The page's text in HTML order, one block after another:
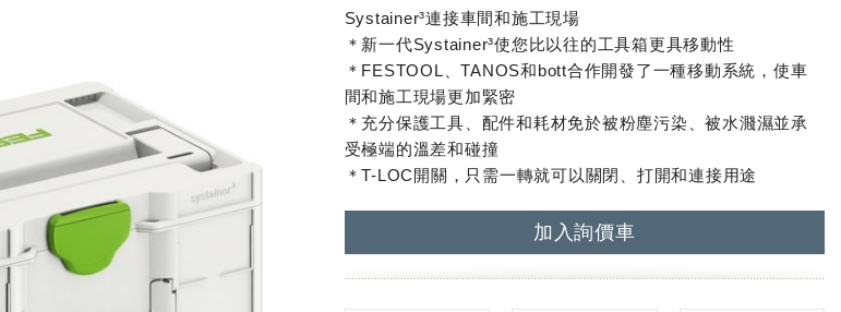
Systainer³連接車間和施工現場
＊新一代Systainer³使您比以往的工具箱更具移動性
＊FESTOOL、TANOS和bott合作開發了一種移動系統，使車
間和施工現場更加緊密
＊充分保護工具、配件和耗材免於被粉塵污染、被水濺濕並承
受極端的溫差和碰撞
＊T-LOC開關，只需一轉就可以關閉、打開和連接用途
加入詢價車